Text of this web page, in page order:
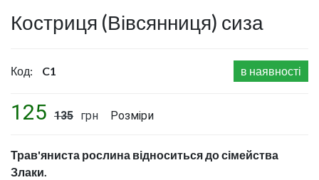
Костриця (Вівсянниця) сиза
Код: C1 в наявності
125 135 грн Розміри
Трав'яниста рослина відноситься до сімейства
Злаки.